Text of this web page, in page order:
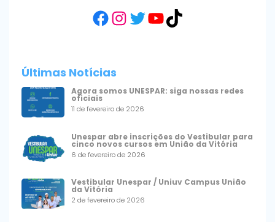
Facebook
Instagram
Twitter
YouTube
TikTok
Últimas Notícias
Agora somos UNESPAR: siga nossas redes
oficiais
11 de fevereiro de 2026
Unespar abre inscrições do Vestibular para
cinco novos cursos em União da Vitória
6 de fevereiro de 2026
Vestibular Unespar / Uniuv Campus União
da Vitória
2 de fevereiro de 2026